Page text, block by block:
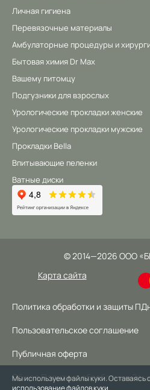
Личная гигиена
Перевязочные материалы
Амбулаторные процедуры и
Бытовая химия Dr Max
Вашему питомцу
Подгузники для взрослых
Урологические прокладки женские
Урологические прокладки мужские
Прокладки Bella
Впитывающие пеленки
Ватные диски
©2014—2026 ООО
Карта сайта
Политика обработки и защиты
Пользовательское соглашение
Публичная оферта
Общая Политика обработки и
Мы используем файлы куки. Оставаясь
использование файлов куки